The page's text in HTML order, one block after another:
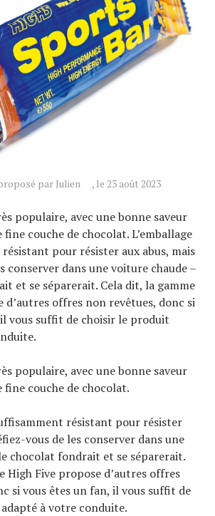
par Julien , le 23 août 2023
populaire, avec une bonne saveur
couche de chocolat. L’emballage
pour résister aux abus, mais
conserver dans une voiture chaude –
et se séparerait. Cela dit, la gamme
d’autres offres non revêtues, donc si
vous suffit de choisir le produit
populaire, avec une bonne saveur
fine couche de chocolat.
résistant pour résister
vous de les conserver dans une
chocolat fondrait et se séparerait.
High Five propose d’autres offres
si vous êtes un fan, il vous suffit de
à votre conduite.